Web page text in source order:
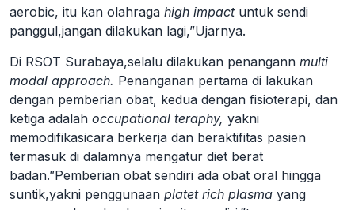
aerobic, itu kan olahraga high impactuntuk sendi
panggul,jangan dilakukan lagi,”Ujarnya.
Di RSOT Surabaya,selalu dilakukan penangann multi
modal approach. Penanganan pertama di lakukan
dengan pemberian obat, kedua dengan fisioterapi, dan
ketiga adalah occupational teraphy, yakni
memodifikasicara berkerja dan beraktifitas pasien
termasuk di dalamnya mengatur diet berat
badan.”Pemberian obat sendiri ada obat oral hingga
suntik,yakni penggunaan platet rich plasma yang